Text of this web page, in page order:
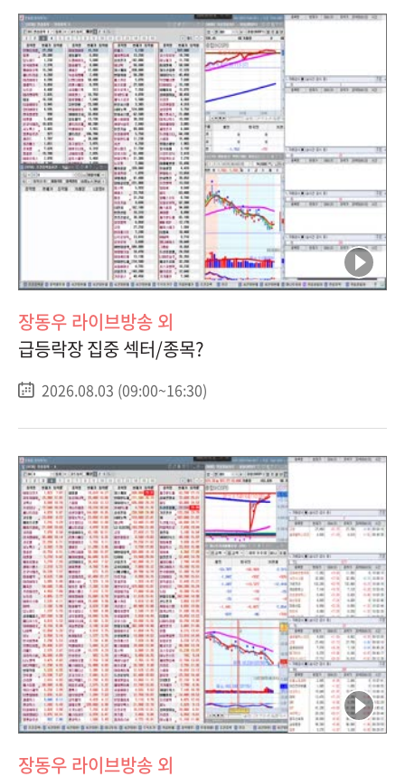
장동우 라이브방송 외
급등락장 집중 섹터/종목?
2026.08.03 (09:00~16:30)
장동우 라이브방송 외